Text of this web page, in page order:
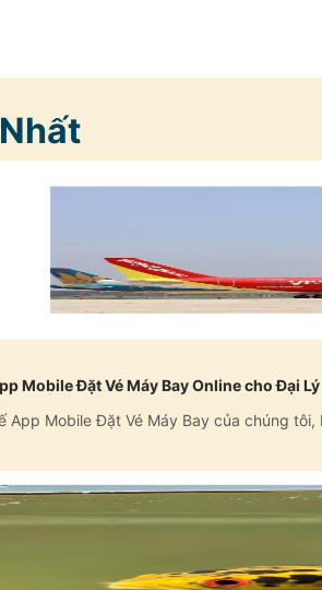
Mobile Đặt Vé Máy Bay Online cho Đại
App Mobile Đặt Vé Máy Bay của chúng